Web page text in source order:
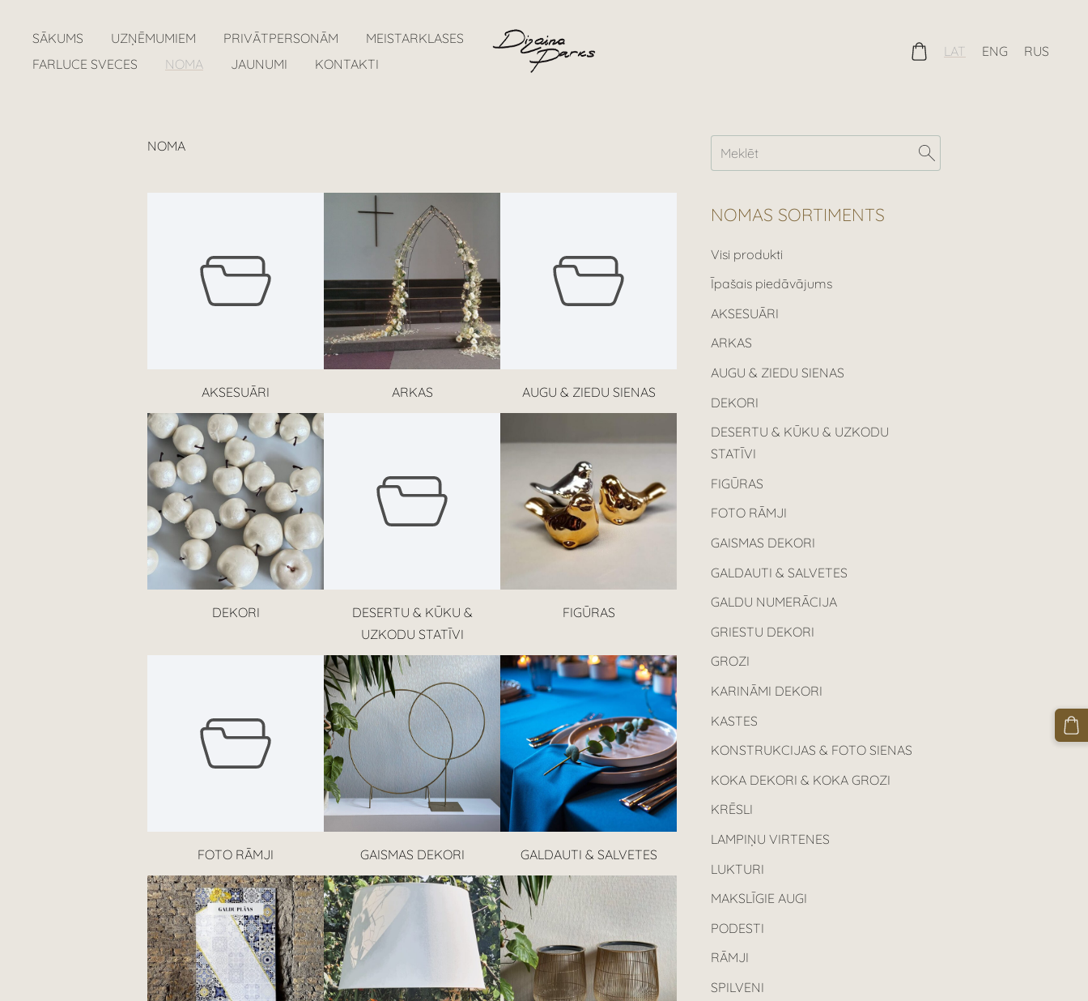
SĀKUMS UZŅĒMUMIEM PRIVĀTPERSONĀM
MEISTARKLASES
FARLUCE SVECES
NOMA JAUNUMI KONTAKTI
LAT ENG RUS
NOMAS SORTIMENTS
Visi produkti
Īpašais piedāvājums
AKSESUĀRI
ARKAS
AUGU & ZIEDU SIENAS
DEKORI
DESERTU & KŪKU & UZKODU
STATĪVI
FIGŪRAS
FOTO RĀMJI
GAISMAS DEKORI
GALDAUTI & SALVETES
GALDU NUMERĀCIJA
GRIESTU DEKORI
GROZI
KARINĀMI DEKORI
KASTES
KONSTRUKCIJAS & FOTO SIENAS
KOKA DEKORI & KOKA GROZI
KRĒSLI
LAMPIŅU VIRTENES
LUKTURI
MAKSLĪGIE AUGI
PODESTI
RĀMJI
SPILVENI
NOMA
AKSESUĀRI ARKAS AUGU & ZIEDU SIENAS
DEKORI
DESERTU & KŪKU &
UZKODU STATĪVI
FIGŪRAS
FOTO RĀMJI GAISMAS DEKORI GALDAUTI & SALVETES